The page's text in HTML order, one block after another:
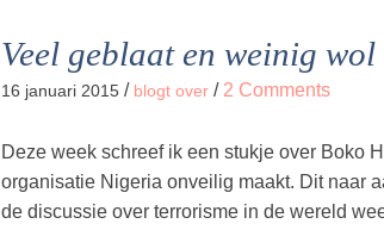
Veel geblaat en weinig wol
16 januari 2015 / blogt over / 2 Comments
Deze week schreef ik een stukje over Boko
organisatie Nigeria onveilig maakt. Dit naar
de discussie over terrorisme in de wereld